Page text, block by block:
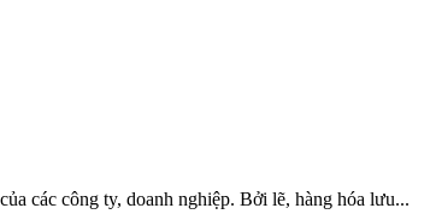
các công ty, doanh nghiệp. Bởi lẽ, hàng hóa lưu...